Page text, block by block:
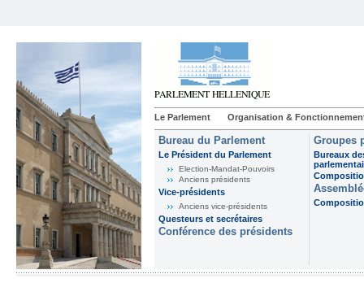
Le Parlement Organisation &
Bureau du Parlement
Le Président du Parlement
Election-Mandat-Pouvoirs
Anciens présidents
Vice-présidents
Anciens vice-présidents
Questeurs et secrétaires
Conférence des présidents
Groupes
Bureaux